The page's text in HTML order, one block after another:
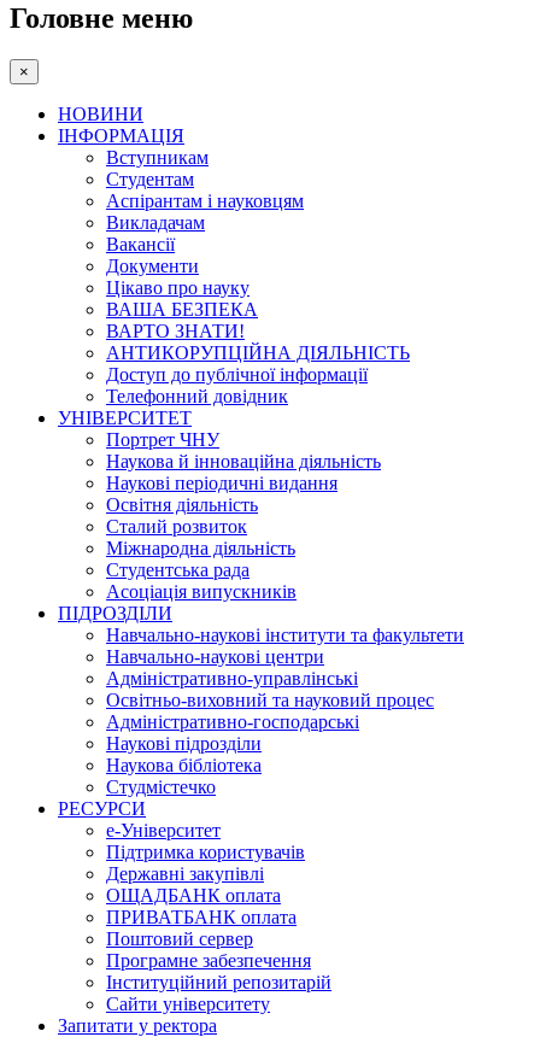
Головне меню
×
НОВИНИ
ІНФОРМАЦІЯ
Вступникам
Студентам
Аспірантам і науковцям
Викладачам
Вакансії
Документи
Цікаво про науку
ВАША БЕЗПЕКА
ВАРТО ЗНАТИ!
АНТИКОРУПЦІЙНА ДІЯЛЬНІСТЬ
Доступ до публічної інформації
Телефонний довідник
УНІВЕРСИТЕТ
Портрет ЧНУ
Наукова й інноваційна діяльність
Наукові періодичні видання
Освітня діяльність
Сталий розвиток
Міжнародна діяльність
Студентська рада
Асоціація випускників
ПІДРОЗДІЛИ
Навчально-наукові інститути та факультети
Навчально-наукові центри
Адміністративно-управлінські
Освітньо-виховний та науковий процес
Адміністративно-господарські
Наукові підрозділи
Наукова бібліотека
Студмістечко
РЕСУРСИ
е-Університет
Підтримка користувачів
Державні закупівлі
ОЩАДБАНК оплата
ПРИВАТБАНК оплата
Поштовий сервер
Програмне забезпечення
Інституційний репозитарій
Сайти університету
Запитати у ректора